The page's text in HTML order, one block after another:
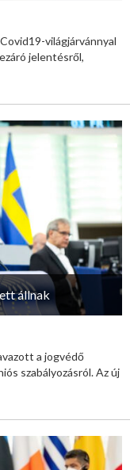
világjárvánnyal
jelentésről,
állnak
a jogvédő
szabályozásról. Az új